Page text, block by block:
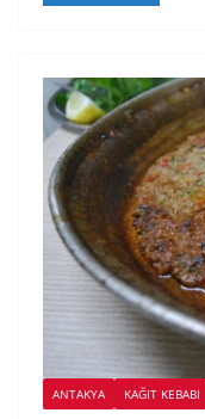
ANTAKYA KAĞIT KEBABI